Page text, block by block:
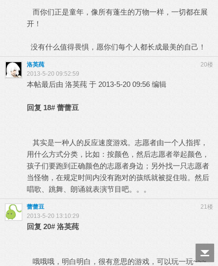
而你们正是童年，像所有蓬生的万物一样，一切都在展
开！
没有什么值得畏惧，愿你们每个人都长成最美的自己！
20楼
洛英莼
2013-5-20 09:52:59
本帖最后由 洛英莼 于 2013-5-20 09:56 编辑
回复 18# 蕾蕾豆
其实是一种人的反应速度游戏。志愿者由一个人指挥，
用什么方式分类，比如：按颜色，然后志愿者举起颜色，
孩子们要跑到正确颜色的志愿者身边；另外找一只志愿者
当怪物，在规定时间内没有跑对的孩纸就被捉住啦。然后
唱歌、跳舞、朗诵就表演节目吧。。。
21楼
蕾蕾豆
2013-5-20 13:10:29
回复 20# 洛英莼
哦哦哦，明白明白，很有意思的游戏，可以玩一玩~~~